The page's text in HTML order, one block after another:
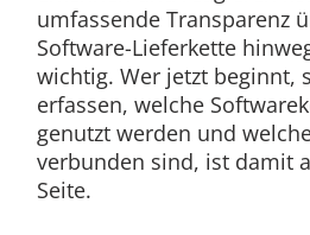
umfassende Transparenz
Software-Lieferkette
wichtig. Wer jetzt beginnt,
erfassen, welche
genutzt werden und
verbunden sind, ist damit
Seite.